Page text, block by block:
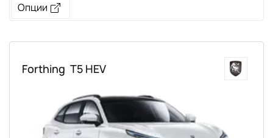
Опции
Forthing T5 HEV